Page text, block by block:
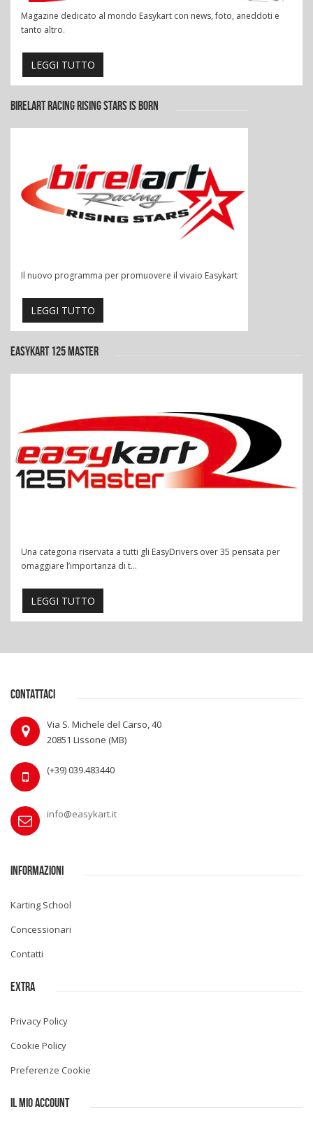
Magazine dedicato al mondo Easykart con news, foto, aneddoti e
tanto altro.
LEGGI TUTTO
BIRELART RACING RISING STARS IS BORN
Il nuovo programma per promuovere il vivaio Easykart
LEGGI TUTTO
EASYKART 125 MASTER
Una categoria riservata a tutti gli EasyDrivers over 35 pensata per
omaggiare l’importanza di t...
LEGGI TUTTO
CONTATTACI
Via S. Michele del Carso, 40
20851 Lissone (MB)
(+39) 039.483440
info@easykart.it
INFORMAZIONI
Karting School
Concessionari
Contatti
EXTRA
Privacy Policy
Cookie Policy
Preferenze Cookie
IL MIO ACCOUNT